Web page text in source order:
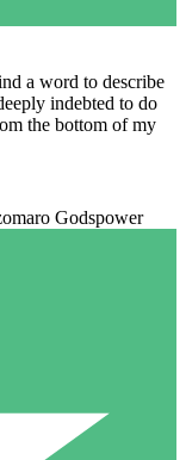
a word to describe
indebted to do
the bottom of my
Godspower